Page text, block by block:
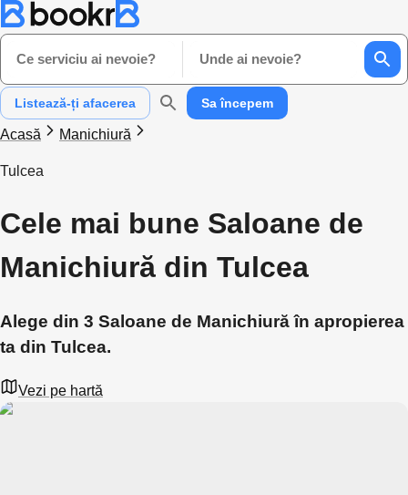
Ce serviciu ai nevoie? Unde ai nevoie?
Listează-ți afacerea Sa începem
Acasă Manichiură
Tulcea
Cele mai bune Saloane de
Manichiură din Tulcea
Alege din 3 Saloane de Manichiură în apropierea
ta din Tulcea.
Vezi pe hartă